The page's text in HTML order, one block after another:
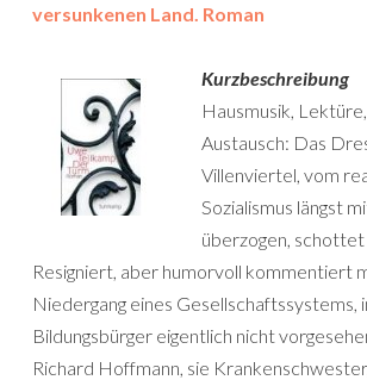
versunkenen Land. Roman
Kurzbeschreibung
Hausmusik,
Austausch: Das
Villenviertel, vom
Sozialismus längst
überzogen, schottet
Resigniert, aber humorvoll kommentiert
Niedergang eines Gesellschaftssystems,
Bildungsbürger eigentlich nicht
Richard Hoffmann, sie